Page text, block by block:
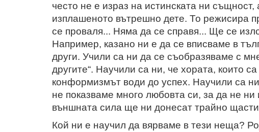
често не е израз на истинската ни
изплашеното вътрешно дете. То режисира
се проваля... Няма да се справя... Ще се
Например, казано ни е да се вписваме в
други. Учили са ни да се съобразяваме с
другите“. Научили са ни, че хората, които
конформизмът води до успех. Научили са
не показваме много любовта си, за да не
външната сила ще ни донесат трайно
Кой ни е научил да вярваме в тези неща?